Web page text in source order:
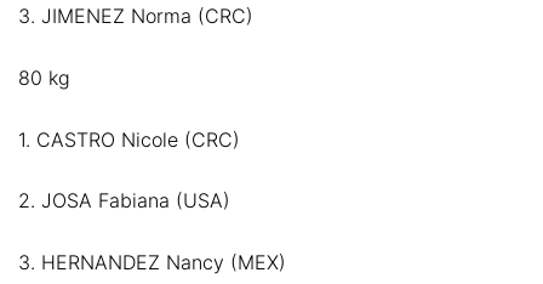
3. JIMENEZ Norma (CRC)
80 kg
1. CASTRO Nicole (CRC)
2. JOSA Fabiana (USA)
3. HERNANDEZ Nancy (MEX)